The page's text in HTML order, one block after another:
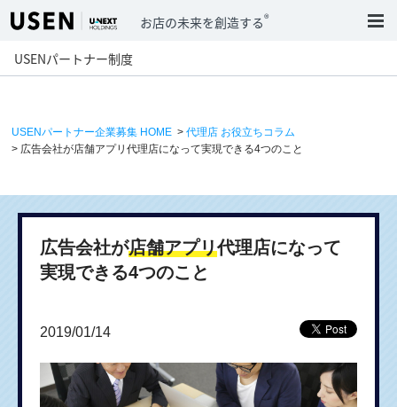
お店の未来を創造する®
USENパートナー制度
USENパートナー企業募集 HOME > 代理店 お役立ちコラム
> 広告会社が店舗アプリ代理店になって実現できる4つのこと
広告会社が店舗アプリ代理店になって
実現できる4つのこと
2019/01/14